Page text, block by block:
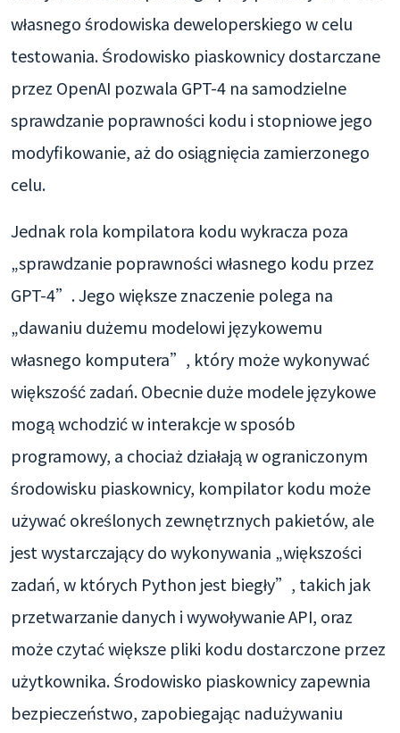
własnego środowiska deweloperskiego w celu
testowania. Środowisko piaskownicy dostarczane
przez OpenAI pozwala GPT-4 na samodzielne
sprawdzanie poprawności kodu i stopniowe jego
modyfikowanie, aż do osiągnięcia zamierzonego
celu.
Jednak rola kompilatora kodu wykracza poza
„sprawdzanie poprawności własnego kodu przez
GPT-4”. Jego większe znaczenie polega na
„dawaniu dużemu modelowi językowemu
własnego komputera”, który może wykonywać
większość zadań. Obecnie duże modele językowe
mogą wchodzić w interakcje w sposób
programowy, a chociaż działają w ograniczonym
środowisku piaskownicy, kompilator kodu może
używać określonych zewnętrznych pakietów, ale
jest wystarczający do wykonywania „większości
zadań, w których Python jest biegły”, takich jak
przetwarzanie danych i wywoływanie API, oraz
może czytać większe pliki kodu dostarczone przez
użytkownika. Środowisko piaskownicy zapewnia
bezpieczeństwo, zapobiegając nadużywaniu